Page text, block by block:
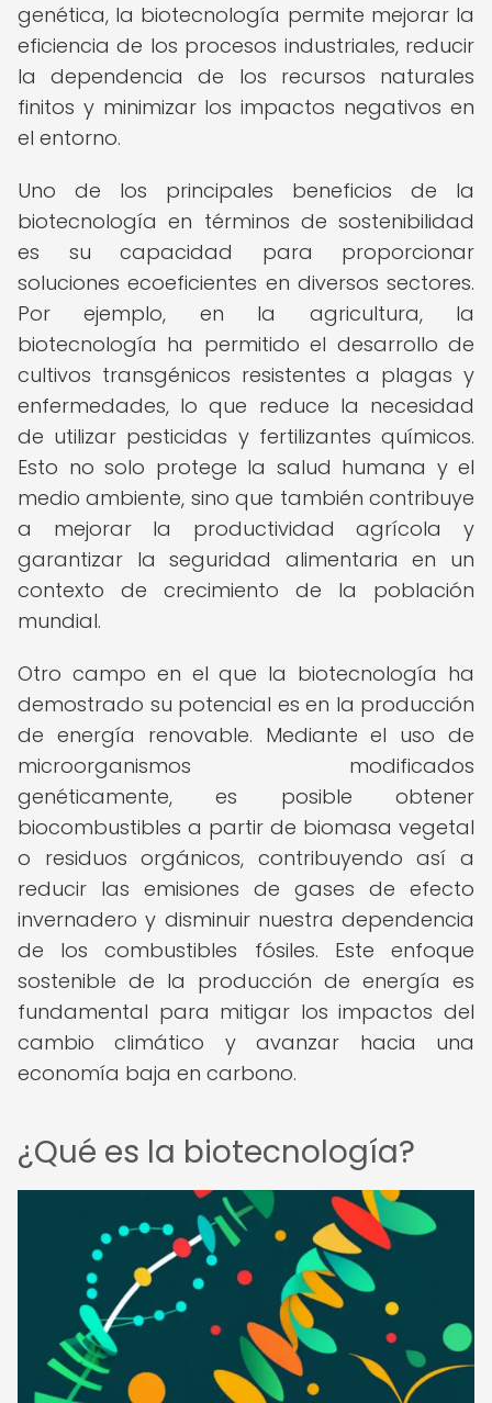
genética, la biotecnología permite mejorar la
eficiencia de los procesos industriales, reducir
la dependencia de los recursos naturales
finitos y minimizar los impactos negativos en
el entorno.
Uno de los principales beneficios de la
biotecnología en términos de sostenibilidad
es su capacidad para proporcionar
soluciones ecoeficientes en diversos sectores.
Por ejemplo, en la agricultura, la
biotecnología ha permitido el desarrollo de
cultivos transgénicos resistentes a plagas y
enfermedades, lo que reduce la necesidad
de utilizar pesticidas y fertilizantes químicos.
Esto no solo protege la salud humana y el
medio ambiente, sino que también contribuye
a mejorar la productividad agrícola y
garantizar la seguridad alimentaria en un
contexto de crecimiento de la población
mundial.
Otro campo en el que la biotecnología ha
demostrado su potencial es en la producción
de energía renovable. Mediante el uso de
microorganismos modificados
genéticamente, es posible obtener
biocombustibles a partir de biomasa vegetal
o residuos orgánicos, contribuyendo así a
reducir las emisiones de gases de efecto
invernadero y disminuir nuestra dependencia
de los combustibles fósiles. Este enfoque
sostenible de la producción de energía es
fundamental para mitigar los impactos del
cambio climático y avanzar hacia una
economía baja en carbono.
¿Qué es la biotecnología?